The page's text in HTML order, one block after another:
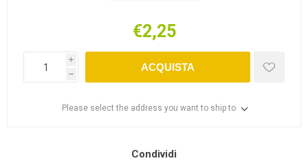
€2,25
i
h
ACQUISTA
Please select the address you want to ship to
Condividi